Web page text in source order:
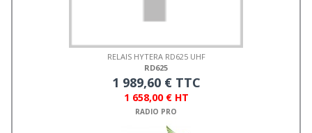
RELAIS HYTERA RD625 UHF
RD625
1 989,60 € TTC
1 658,00 € HT
RADIO PRO